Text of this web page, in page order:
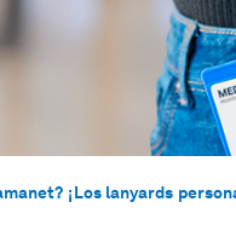
¡Los lanyards